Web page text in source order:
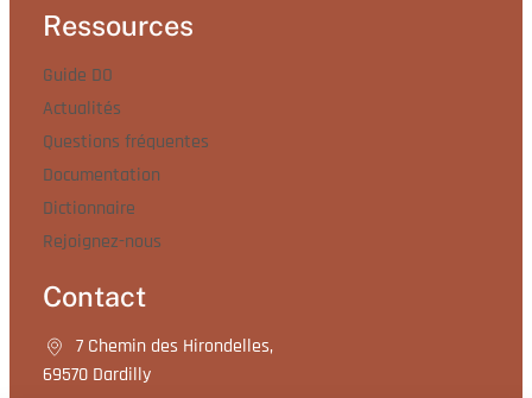
Ressources
Guide DO
Actualités
Questions fréquentes
Documentation
Dictionnaire
Rejoignez-nous
Contact
7 Chemin des Hirondelles,
69570 Dardilly